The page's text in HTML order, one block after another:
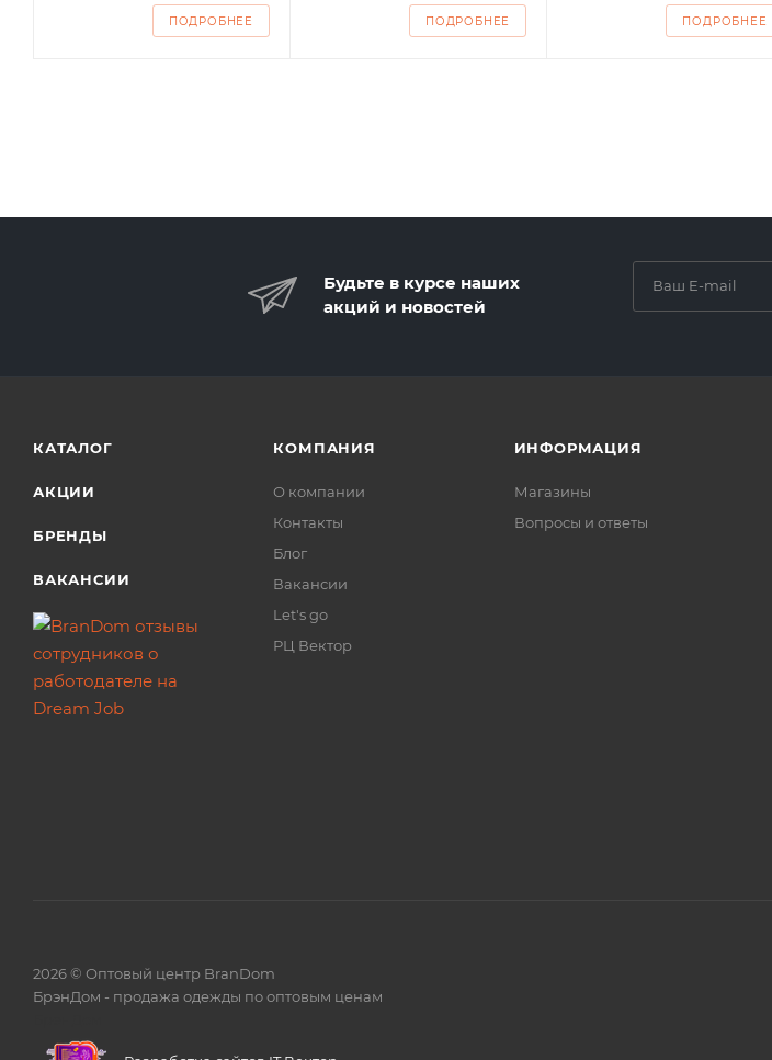
ПОДРОБНЕЕ ПОДРОБНЕЕ ПОДРОБНЕЕ
Будьте в курсе наших
акций и новостей
КАТАЛОГ
АКЦИИ
БРЕНДЫ
ВАКАНСИИ
КОМПАНИЯ
О компании
Контакты
Блог
Вакансии
Let's go
РЦ Вектор
ИНФОРМАЦИЯ
Магазины
Вопросы и ответы
2026 © Оптовый центр BranDom
БрэнДом - продажа одежды по оптовым ценам